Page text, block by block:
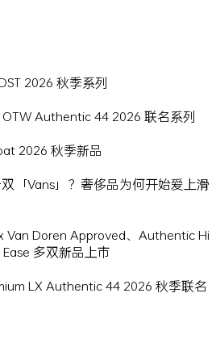
2026 秋季系列
OTW Authentic 44 2026 联名系列
2026 秋季新品
「Vans」？奢侈品为何开始爱上滑
Van Doren Approved、Authentic Hi
多双新品上市
LX Authentic 44 2026 秋季联名